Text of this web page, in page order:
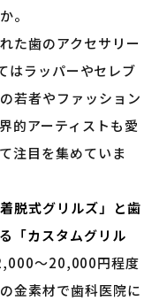
。
た歯のアクセサリー
はラッパーやセレブ
若者やファッション
的アーティストも愛
注目を集めていま
脱式グリルズ」と歯
「カスタムグリル
〜20,000円程度
金素材で歯科医院に